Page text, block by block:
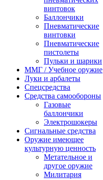
винтовок
Баллончики
Пневматические
винтовки
Пневматические
пистолеты
Пульки и шарики
ММГ / Учебное оружие
Луки и арбалеты
Спецсредства
Средства самообороны
Газовые
баллончики
Электрошокеры
Сигнальные средства
Оружие имеющее
культурную ценность
Метательное и
другое оружие
Милитария